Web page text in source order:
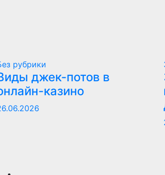
рубрики
джек-потов в
казино